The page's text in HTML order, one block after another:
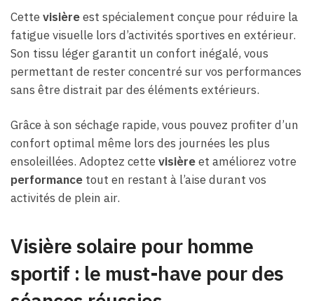
Cettevisièreest spécialement conçue pour réduire la
fatigue visuelle lors d’activités sportives en extérieur.
Son tissu léger garantit un confort inégalé, vous
permettant de rester concentré sur vos performances
sans être distrait par des éléments extérieurs.
Grâce à son séchage rapide, vous pouvez profiter d’un
confort optimal même lors des journées les plus
ensoleillées. Adoptez cettevisièreet améliorez votre
performance tout en restant à l’aise durant vos
activités de plein air.
Visière solaire pour homme
sportif : le must-have pour des